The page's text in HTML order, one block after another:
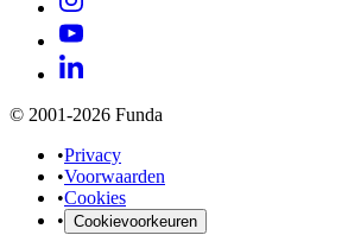
© 2001-2026 Funda
•Privacy
•Voorwaarden
•Cookies
• Cookievoorkeuren